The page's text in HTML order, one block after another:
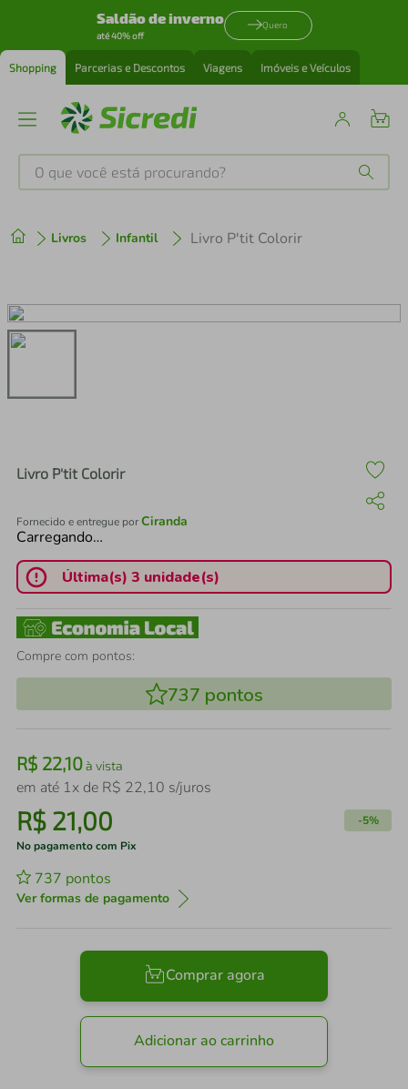
Saldão de inverno
até 40% off
Quero
Shopping Parcerias e Descontos Viagens Imóveis e Veículos
O que você está procurando?
Livros Infantil Livro P'tit Colorir
Livro P'tit Colorir
Fornecido e entregue porCiranda
Carregando…
Última(s) 3 unidade(s)
Compre com pontos:
737 pontos
R$ 22,10à vista
em até 1x de R$ 22,10 s/juros
R$ 21,00 -5%
No pagamento com Pix
737 pontos
Ver formas de pagamento
Comprar agora
Adicionar ao carrinho
2º cafeteira